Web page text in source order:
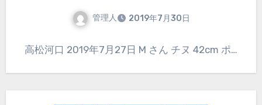
管理人 2019年7月30日
高松河口 2019年7月27日 M さん チヌ 42cm ポ…